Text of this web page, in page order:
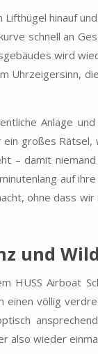
hinauf
schnell an
wird
Uhrzeigersinn,
Anlage
ein großes
– damit
auf
ohne dass
und
HUSS Airboat
einen völlig
also wieder